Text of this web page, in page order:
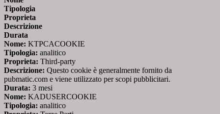
Tipologia
Proprieta
Descrizione
Durata
Nome: KTPCACOOKIE
Tipologia: analitico
Proprieta: Third-party
Descrizione: Questo cookie è generalmente fornito da
pubmatic.com e viene utilizzato per scopi pubblicitari.
Durata: 3 mesi
Nome: KADUSERCOOKIE
Tipologia: analitico